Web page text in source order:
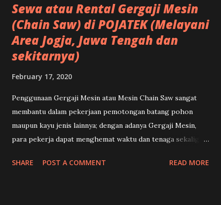
Sewa atau Rental Gergaji Mesin
(Chain Saw) di POJATEK (Melayani
Area Jogja, Jawa Tengah dan
sekitarnya)
February 17, 2020
Penggunaan Gergaji Mesin atau Mesin Chain Saw sangat
membantu dalam pekerjaan pemotongan batang pohon
maupun kayu jenis lainnya; dengan adanya Gergaji Mesin,
para pekerja dapat menghemat waktu dan tenaga sekaligus
gergaji mesin dibagi menjadi 3 bagian, yaitu mesin
SHARE POST A COMMENT READ MORE